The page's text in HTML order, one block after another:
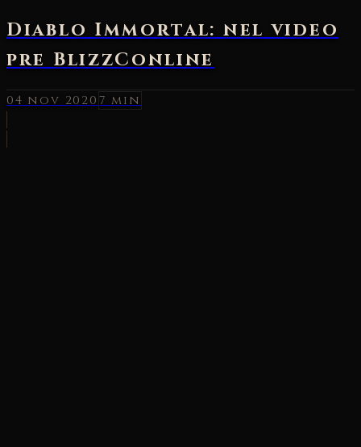
Diablo Immortal: nel video
pre BlizzConline
04 nov 20207 min